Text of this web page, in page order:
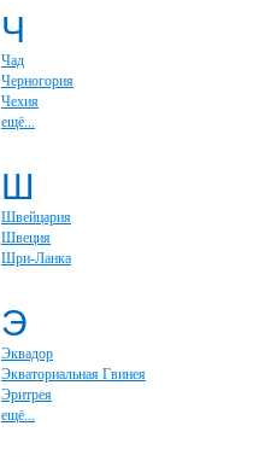
Ч
Чад
Черногория
Чехия
ещё...
Ш
Швейцария
Швеция
Шри-Ланка
Э
Эквадор
Экваториальная Гвинея
Эритрея
ещё...